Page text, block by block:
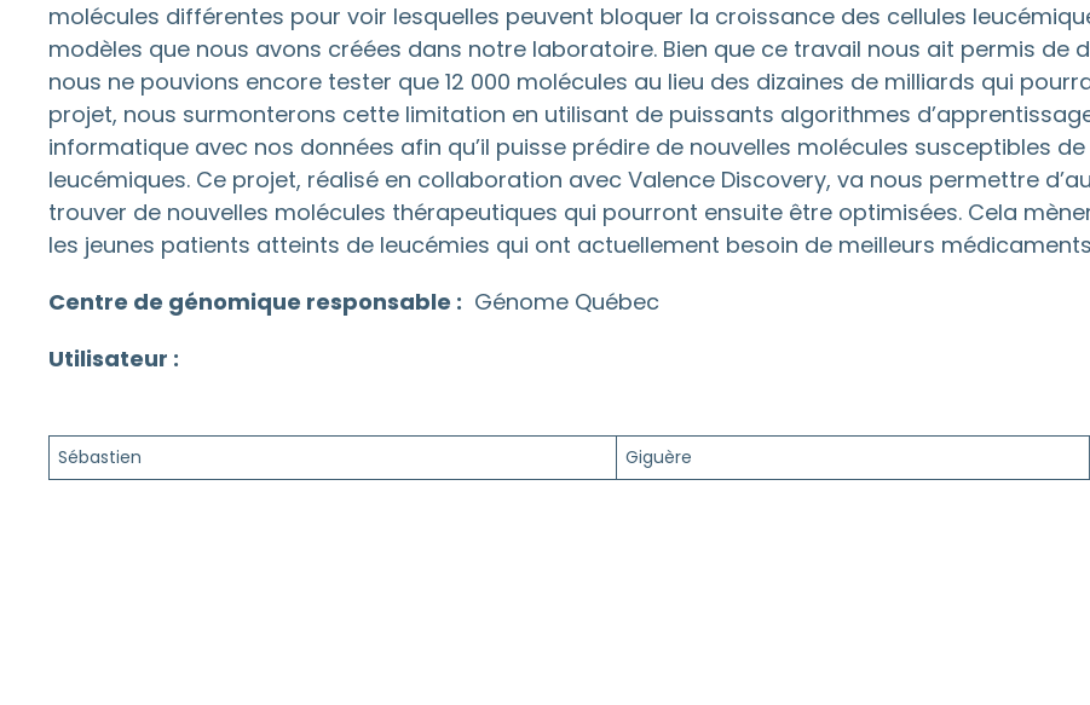
molécules différentes pour voir lesquelles peuvent bloquer la croissance des cellules
modèles que nous avons créées dans notre laboratoire. Bien que ce travail nous ait permis de
nous ne pouvions encore tester que 12 000 molécules au lieu des dizaines de milliards qui
projet, nous surmonterons cette limitation en utilisant de puissants algorithmes
informatique avec nos données afin qu’il puisse prédire de nouvelles molécules susceptibles
leucémiques. Ce projet, réalisé en collaboration avec Valence Discovery, va nous permettre
trouver de nouvelles molécules thérapeutiques qui pourront ensuite être optimisées. Cela
les jeunes patients atteints de leucémies qui ont actuellement besoin de meilleurs
Centre de génomique responsable : Génome Québec
Utilisateur :
Sébastien Giguère